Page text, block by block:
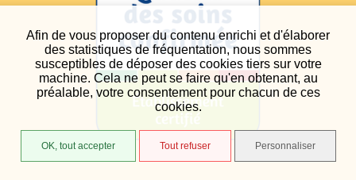
Afin de vous proposer du contenu enrichi et d'élaborer
des statistiques de fréquentation, nous sommes
susceptibles de déposer des cookies tiers sur votre
machine. Cela ne peut se faire qu'en obtenant, au
préalable, votre consentement pour chacun de ces
cookies.
OK, tout accepter Tout refuser Personnaliser